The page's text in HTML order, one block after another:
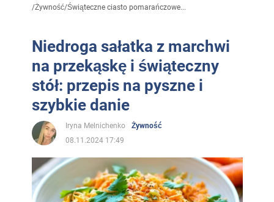
/Żywność/Świąteczne ciasto pomarańczowe...
Niedroga sałatka z marchwi
na przekąskę i świąteczny
stół: przepis na pyszne i
szybkie danie
Iryna Melnichenko
Żywność
08.11.2024 17:49